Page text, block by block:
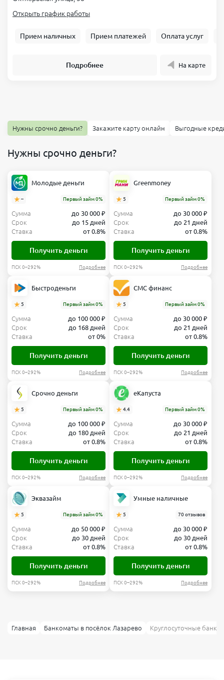
Открыть график работы
Прием наличных Прием платежей Оплата услуг
Подробнее На карте
Нужны срочно деньги? Закажите карту онлайн Выгодные
Нужны срочно деньги?
Молодые деньги
– Первый займ 0%
Сумма
до 30 000 ₽
Срок
до 15 дней
Ставка
от 0.8%
Получить деньги
ПСК 0–292% Подробнее
Greenmoney
5 Первый займ 0%
Сумма
до 30 000 ₽
Срок
до 21 дней
Ставка
от 0.8%
Получить деньги
ПСК 0–292% Подробнее
Быстроденьги
5 Первый займ 0%
Сумма
до 100 000 ₽
Срок
до 168 дней
Ставка
от 0%
Получить деньги
ПСК 0–292% Подробнее
СМС финанс
5 Первый займ 0%
Сумма
до 30 000 ₽
Срок
до 21 дней
Ставка
от 0.8%
Получить деньги
ПСК 0–292% Подробнее
Срочно деньги
5 Первый займ 0%
Сумма
до 100 000 ₽
Срок
до 180 дней
Ставка
от 0.8%
Получить деньги
ПСК 0–292% Подробнее
еКапуста
4.4 Первый займ 0%
Сумма
до 30 000 ₽
Срок
до 21 дней
Ставка
от 0.8%
Получить деньги
ПСК 0–292% Подробнее
Эквазайм
5 Первый займ 0%
Сумма
до 50 000 ₽
Срок
до 30 дней
Ставка
от 0.8%
Получить деньги
ПСК 0–292% Подробнее
Умные наличные
5 70 отзывов
Сумма
до 30 000 ₽
Срок
до 30 дней
Ставка
от 0.8%
Получить деньги
ПСК 0–292% Подробнее
Главная Банкоматы в посёлок Лазарево Круглосуточные